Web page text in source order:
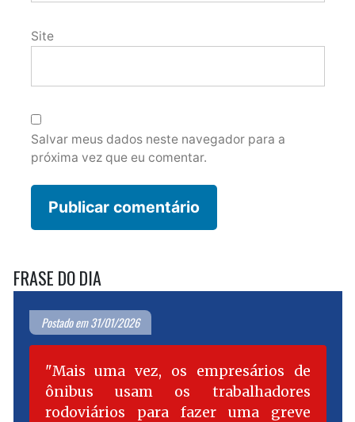
Site
Salvar meus dados neste navegador para a
próxima vez que eu comentar.
FRASE DO DIA
Postado em 31/01/2026
Mais uma vez, os empresários de
ônibus usam os trabalhadores
rodoviários para fazer uma greve